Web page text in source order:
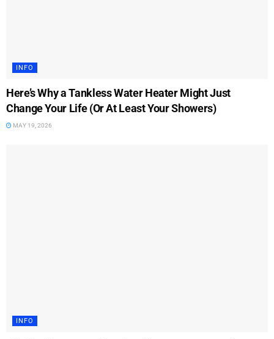
INFO
Here’s Why a Tankless Water Heater Might Just
Change Your Life (Or At Least Your Showers)
MAY 19, 2026
INFO